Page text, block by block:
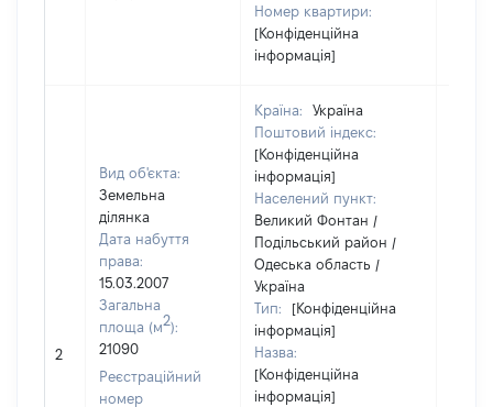
Номер квартири:
[Конфіденційна
інформація]
2
Вид об'єкта:
Земельна
ділянка
Дата набуття
права:
15.03.2007
Загальна
площа (м2):
21090
Реєстраційний
номер
Країна:
Україна
Поштовий індекс:
[Конфіденційна
інформація]
Населений пункт:
Великий Фонтан /
Подільський район /
Одеська область /
Україна
Тип:
[Конфіденційна
інформація]
Назва:
[Конфіденційна
інформація]